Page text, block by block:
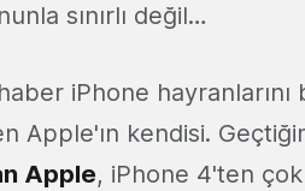
sınırlı değil…
iPhone hayranlarını
Apple'ın kendisi.
Apple, iPhone 4'ten